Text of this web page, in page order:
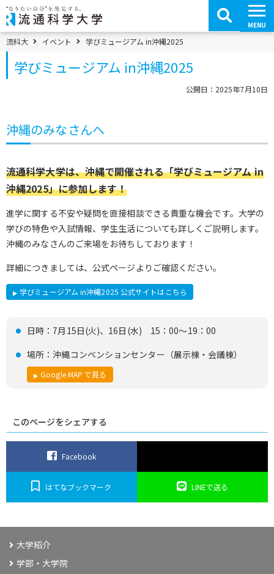
コ
ン
テ
ン
ツ
へ
移
MENU
パンくずメニュー
流科大 イベント 学びミュージアム in沖縄2025
学びミュージアム in沖縄2025
公開日：2025年7月10日
沖縄のみなさんへ
流通科学大学は、沖縄で開催される「学びミュージアム in
沖縄2025」に参加します！
進学に関する不安や疑問を直接相談できる貴重な機会です。大学の
学びの特色や入試情報、学生生活についても詳しくご説明します。
沖縄のみなさんのご来場をお待ちしております！
詳細につきましては、公式ページよりご確認ください。
学びミュージアム in沖縄2025 公式サイトはこちら
日時：7月15日(火)、16日(水) 15：00～19：00
場所：沖縄コンベンションセンター（展示棟・会議棟）
Google MAP で見る
このページをシェアする
Facebook
はてなブックマーク LINEで送る
大学紹介
学部・大学院